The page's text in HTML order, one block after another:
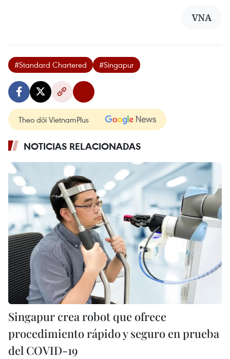
VNA
#Standard Chartered #Singapur
Theo dõi VietnamPlus
NOTICIAS RELACIONADAS
Singapur crea robot que ofrece
procedimiento rápido y seguro en prueba
del COVID-19